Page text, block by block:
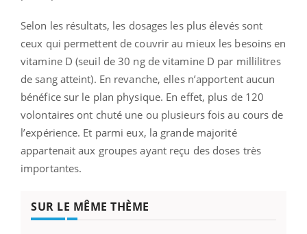
Selon les résultats, les dosages les plus élevés sont
ceux qui permettent de couvrir au mieux les besoins en
vitamine D (seuil de 30 ng de vitamine D par millilitres
de sang atteint). En revanche, elles n’apportent aucun
bénéfice sur le plan physique. En effet, plus de 120
volontaires ont chuté une ou plusieurs fois au cours de
l’expérience. Et parmi eux, la grande majorité
appartenait aux groupes ayant reçu des doses très
importantes.
SUR LE MÊME THÈME